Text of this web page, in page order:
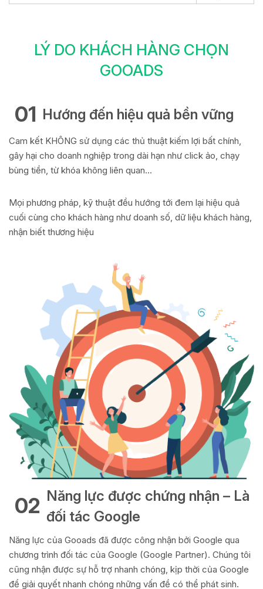
LÝ DO KHÁCH HÀNG CHỌN
GOOADS
01 Hướng đến hiệu quả bền vững
Cam kết KHÔNG sử dụng các thủ thuật kiếm lợi bất chính,
gây hại cho doanh nghiệp trong dài hạn như click ảo, chạy
bùng tiền, từ khóa không liên quan…
Mọi phương pháp, kỹ thuật đều hướng tới đem lại hiệu quả
cuối cùng cho khách hàng như doanh số, dữ liệu khách hàng,
nhận biết thương hiệu
02 Năng lực được chứng nhận – Là
đối tác Google
Năng lực của Gooads đã được công nhận bởi Google qua
chương trình đối tác của Google (Google Partner). Chúng tôi
cũng nhận được sự hỗ trợ nhanh chóng, kịp thời của Google
để giải quyết nhanh chóng những vấn đề có thể phát sinh.